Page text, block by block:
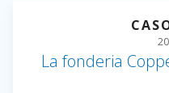
La fonderia